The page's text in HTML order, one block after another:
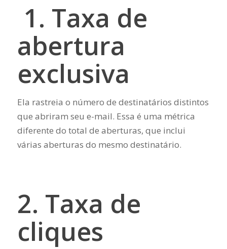
1. Taxa de
abertura
exclusiva
Ela rastreia o número de destinatários distintos
que abriram seu e-mail. Essa é uma métrica
diferente do total de aberturas, que inclui
várias aberturas do mesmo destinatário.
2. Taxa de
cliques